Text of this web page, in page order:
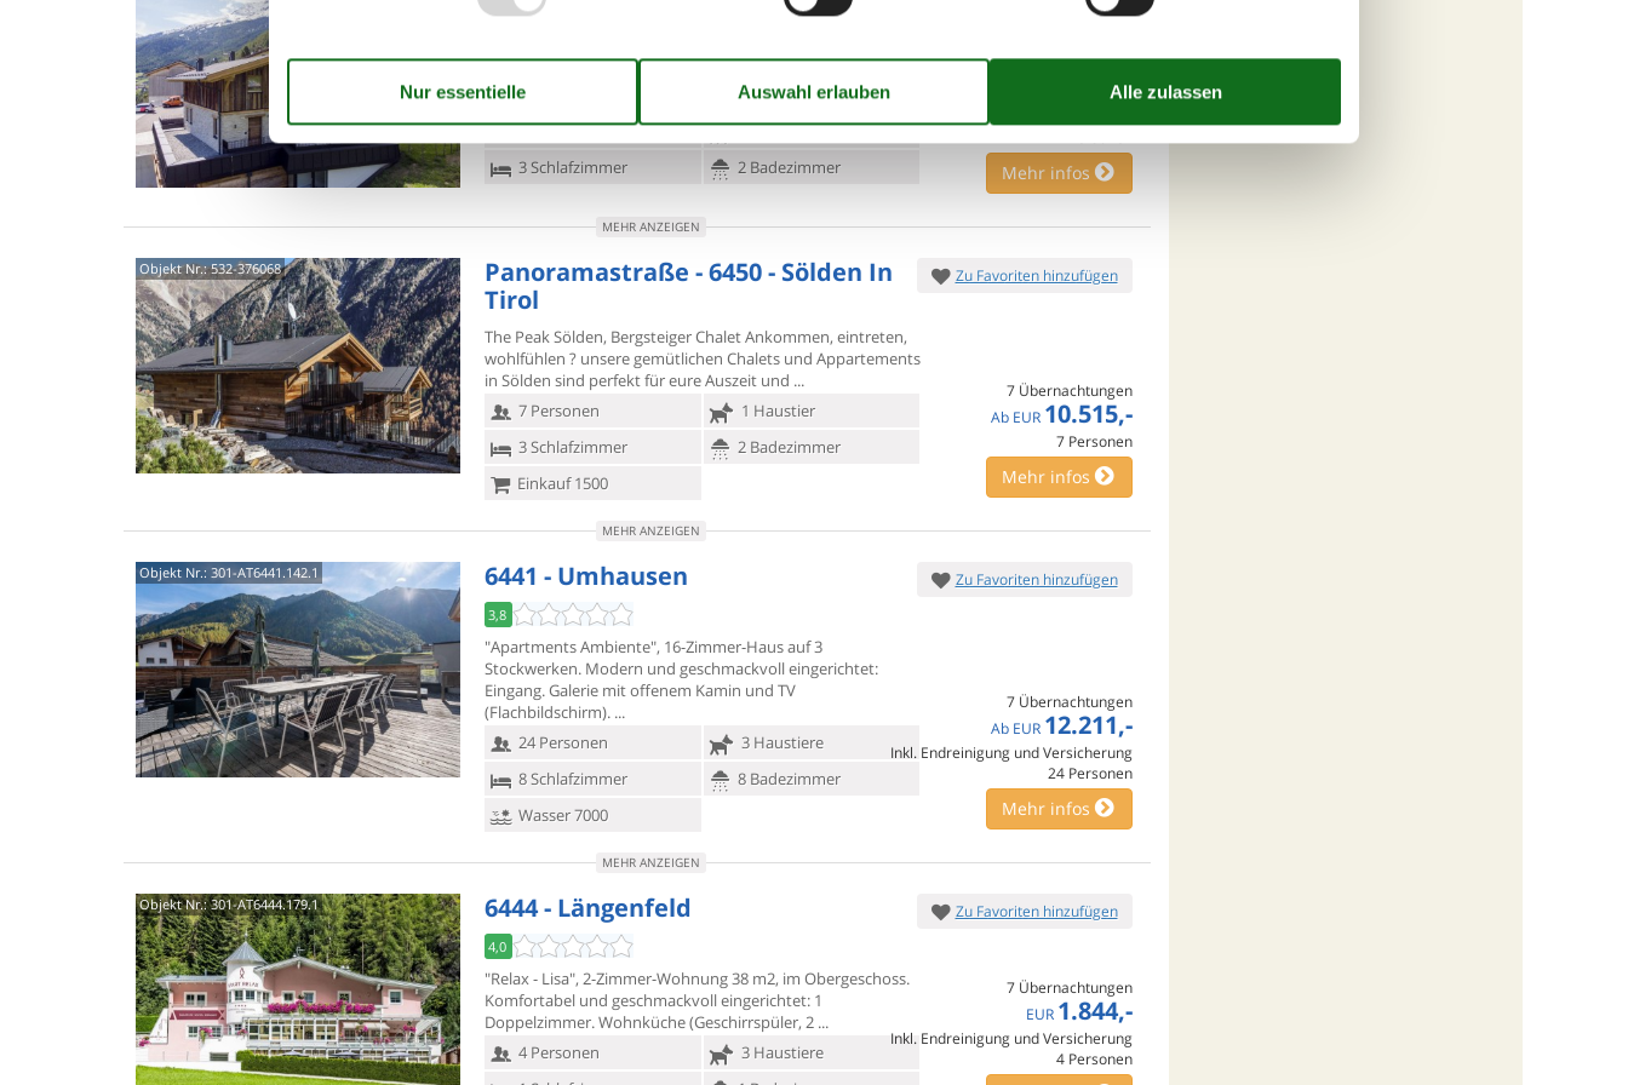
"Bergsteiger - Chalet", 5-Zimmer-Chalet 120 m2 auf 2
Dusche/WC und Sat-TV (Flachbildschirm). Grosse
7 Personen
1 Haustier
3 Schlafzimmer
2 Badezimmer
7 Übernachtungen
7.182,-
Inkl. Endreinigung und Versicherung
Mehr infos
MEHR ANZEIGEN
Objekt Nr.:532-376068
Panoramastraße - 6450 - Sölden In
Tirol
The Peak Sölden, Bergsteiger Chalet Ankommen, eintreten,
wohlfühlen ? unseregemütlichen Chalets und Appartements
in Sölden sind perfekt für eure Auszeit und
7 Personen
1 Haustier
3 Schlafzimmer
2 Badezimmer
Einkauf 1500
Zu Favoriten hinzufügen
7 Übernachtungen
Ab EUR 10.515,-
7 Personen
Mehr infos
MEHR ANZEIGEN
Objekt Nr.: 301-AT6441.142.1 6441 - Umhausen
3,8
"Apartments Ambiente", 16-Zimmer-Haus auf 3
Stockwerken. Modern und geschmackvoll eingerichtet:
Eingang. Galerie mit offenem Kamin und TV
(Flachbildschirm).
24 Personen
3 Haustiere
8 Schlafzimmer
8 Badezimmer
Wasser 7000
Zu Favoriten hinzufügen
7 Übernachtungen
Ab EUR 12.211,-
Inkl. Endreinigung und Versicherung
24 Personen
Mehr infos
MEHR ANZEIGEN
Objekt Nr.:301-AT6444.179.1 6444 - Längenfeld
4,0
"Relax - Lisa", 2-Zimmer-Wohnung 38 m2, im Obergeschoss.
Komfortabel und geschmackvoll eingerichtet: 1
Doppelzimmer. Wohnküche (Geschirrspüler, 2
4 Personen
3 Haustiere
Zu Favoriten hinzufügen
7 Übernachtungen
EUR 1.844,-
Inkl. Endreinigung und Versicherung
4 Personen